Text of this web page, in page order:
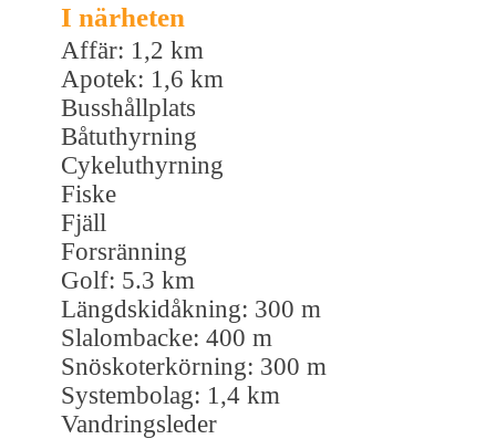
I närheten
Affär: 1,2 km
Apotek: 1,6 km
Busshållplats
Båtuthyrning
Cykeluthyrning
Fiske
Fjäll
Forsränning
Golf: 5.3 km
Längdskidåkning: 300 m
Slalombacke: 400 m
Snöskoterkörning: 300 m
Systembolag: 1,4 km
Vandringsleder